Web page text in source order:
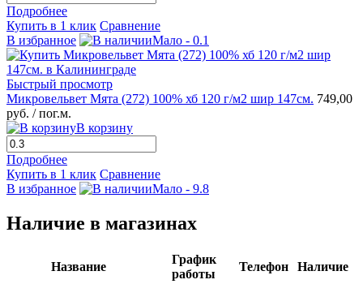
Подробнее
Купить в 1 клик Сравнение
В избранное
Мало - 0.1
Быстрый просмотр
Микровельвет Мята (272) 100% хб 120 г/м2 шир 147см. 749,00
руб. / пог.м.
В корзину
Подробнее
Купить в 1 клик Сравнение
В избранное
Мало - 9.8
Наличие в магазинах
Название
График
работы
Телефон
Наличие